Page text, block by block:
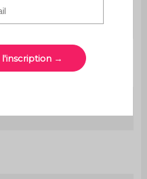
Acier traité avec une
peinture epoxy
Gris foncé